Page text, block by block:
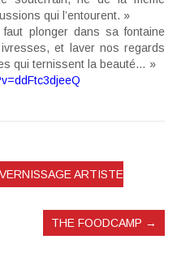
qui l’entourent. »
plonger dans sa fontaine
et laver nos regards
qui ternissent la beauté… »
ARTISTE
THE FOODCAMP →